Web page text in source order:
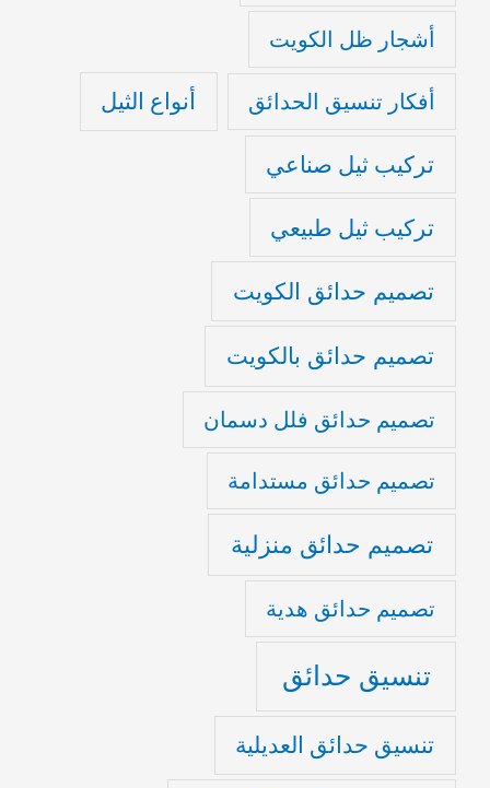
أشجار ظل الكويت
أفكار تنسيق الحدائق أنواع الثيل
تركيب ثيل صناعي
تركيب ثيل طبيعي
تصميم حدائق الكويت
تصميم حدائق بالكويت
تصميم حدائق فلل دسمان
تصميم حدائق مستدامة
تصميم حدائق منزلية
تصميم حدائق هدية
تنسيق حدائق
تنسيق حدائق العديلية